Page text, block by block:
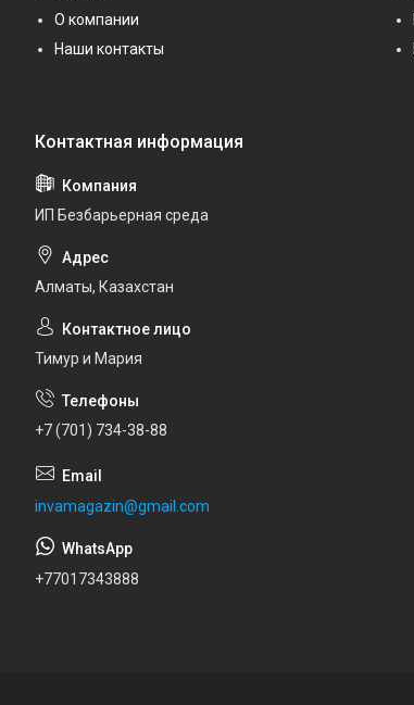
О компании
Наши контакты
ИП Безбарьерная среда
Алматы, Казахстан
Тимур и Мария
+7 (701) 734-38-88
invamagazin@gmail.com
+77017343888